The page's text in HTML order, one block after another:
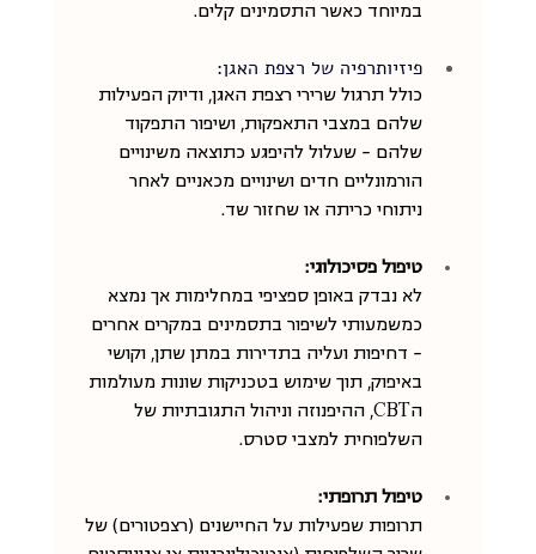
במיוחד כאשר התסמינים קלים.
פיזיותרפיה של רצפת האגן:
כולל תרגול שרירי רצפת האגן, ודיוק הפעילות
שלהם במצבי התאפקות, ושיפור התפקוד
שלהם - שעלול להיפגע כתוצאה משינויים
הורמונליים חדים ושינויים מכאניים לאחר
ניתוחי כריתה או שחזור שד.
טיפול פסיכולוגי:
לא נבדק באופן ספציפי במחלימות אך נמצא
כמשמעותי לשיפור בתסמינים במקרים אחרים
- דחיפות ועליה בתדירות במתן שתן, וקושי
באיפוק, תוך שימוש בטכניקות שונות מעולמות
הCBT, ההיפנוזה וניהול התגובתיות של
השלפוחית למצבי סטרס.
טיפול תרופתי:
תרופות שפעילות על החיישנים (רצפטורים) של